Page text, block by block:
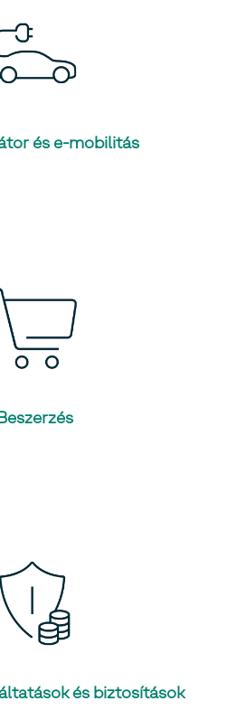
és e-mobilitás
és biztosítások